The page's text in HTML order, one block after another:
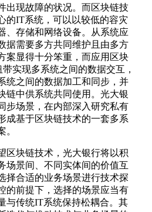
出现故障的状况。而区块链技
的IT系统，可以以较低的容灾
、存储和网络设备。从系统应
据需要多方共同维护且由多方
案显得十分笨重，而应用区块
实现多系统之间的数据交互，
统之间的数据加工和同步，并
链中供系统共同使用。光大银
步场景，在内部深入研究私有
成基于区块链技术的一套多系
。
块链技术，光大银行将以积
场景间、不同实体间的价值互
择合适的业务场景进行技术探
的前提下，选择的场景应当有
与传统IT系统保持松耦合。其